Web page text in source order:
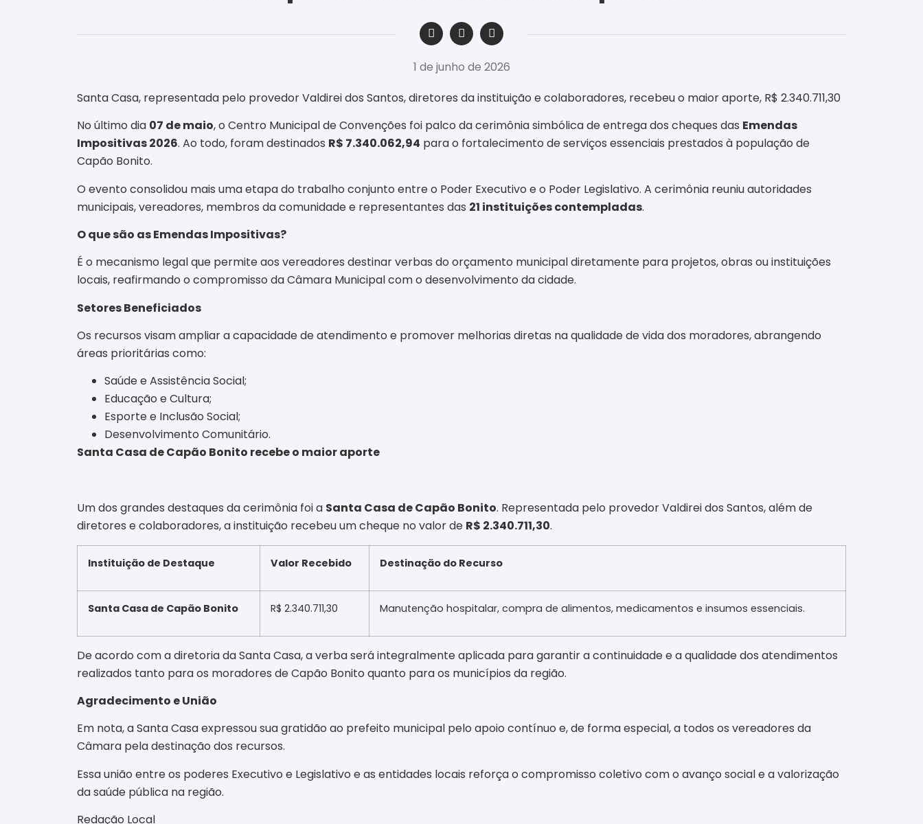
‎ ‎ ‎ ‎ ‎ ‎ ‎ ‎ ‎ ‎ ‎ ‎ ‎ ‎ ‎ ‎ ‎ ‎ ‎ ‎ ‎ ‎ ‎ ‎ ‎ ‎ ‎ ‎ ‎ ‎ ‎
1 de junho de 2026
Santa Casa, representada pelo provedor Valdirei dos Santos, diretores da instituição e colaboradores, recebeu o maior aporte, R$ 2.340.711,30
No último dia 07 de maio, o Centro Municipal de Convenções foi palco da cerimônia simbólica de entrega dos cheques das Emendas
Impositivas 2026. Ao todo, foram destinados R$ 7.340.062,94 para o fortalecimento de serviços essenciais prestados à população de
Capão Bonito.
O evento consolidou mais uma etapa do trabalho conjunto entre o Poder Executivo e o Poder Legislativo. A cerimônia reuniu autoridades
municipais, vereadores, membros da comunidade e representantes das 21 instituições contempladas.
O que são as Emendas Impositivas?
É o mecanismo legal que permite aos vereadores destinar verbas do orçamento municipal diretamente para projetos, obras ou instituições
locais, reafirmando o compromisso da Câmara Municipal com o desenvolvimento da cidade.
Setores Beneficiados
Os recursos visam ampliar a capacidade de atendimento e promover melhorias diretas na qualidade de vida dos moradores, abrangendo
áreas prioritárias como:
Saúde e Assistência Social;
Educação e Cultura;
Esporte e Inclusão Social;
Desenvolvimento Comunitário.
Santa Casa de Capão Bonito recebe o maior aporte
Um dos grandes destaques da cerimônia foi a Santa Casa de Capão Bonito. Representada pelo provedor Valdirei dos Santos, além de
diretores e colaboradores, a instituição recebeu um cheque no valor de R$ 2.340.711,30.
Instituição de Destaque Valor Recebido Destinação do Recurso
Santa Casa de Capão Bonito R$ 2.340.711,30 Manutenção hospitalar, compra de alimentos, medicamentos e insumos essenciais.
De acordo com a diretoria da Santa Casa, a verba será integralmente aplicada para garantir a continuidade e a qualidade dos atendimentos
realizados tanto para os moradores de Capão Bonito quanto para os municípios da região.
Agradecimento e União
Em nota, a Santa Casa expressou sua gratidão ao prefeito municipal pelo apoio contínuo e, de forma especial, a todos os vereadores da
Câmara pela destinação dos recursos.
Essa união entre os poderes Executivo e Legislativo e as entidades locais reforça o compromisso coletivo com o avanço social e a valorização
da saúde pública na região.
Redação Local